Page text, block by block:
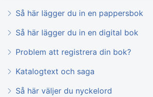
Så här lägger du in en pappersbok
Så här lägger du in en digital bok
Problem att registrera din bok?
Katalogtext och saga
Så här väljer du nyckelord